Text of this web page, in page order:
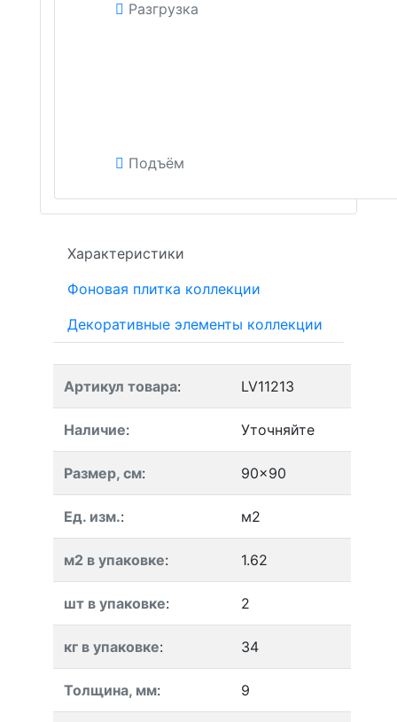
Разгрузка
Подъём
Характеристики
Фоновая плитка коллекции
Декоративные элементы коллекции
Артикул товара: LV11213
Наличие: Уточняйте
Размер, см: 90x90
Ед. изм.: м2
м2 в упаковке: 1.62
шт в упаковке: 2
кг в упаковке: 34
Толщина, мм: 9